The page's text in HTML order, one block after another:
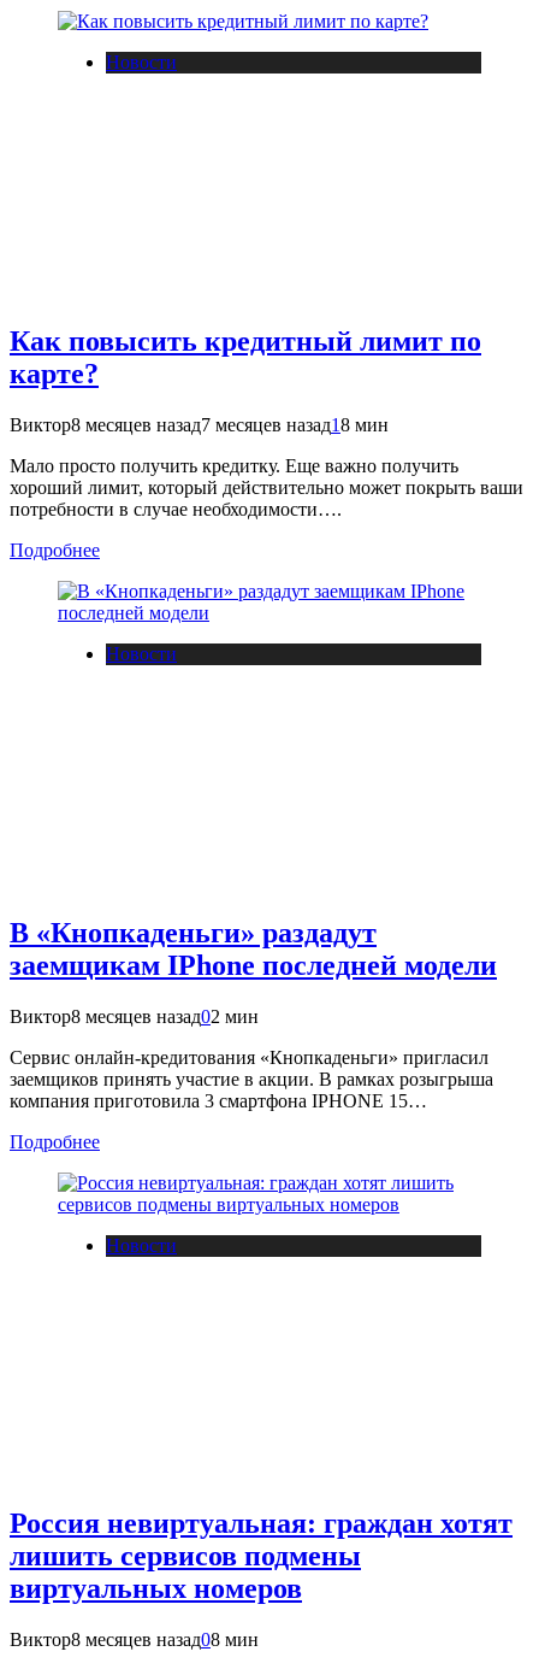
Новости
Как повысить кредитный лимит по
карте?
Виктор8 месяцев назад7 месяцев назад18 мин
Мало просто получить кредитку. Еще важно получить
хороший лимит, который действительно может покрыть ваши
потребности в случае необходимости….
Подробнее
Новости
В «Кнопкаденьги» раздадут
заемщикам IPhone последней модели
Виктор8 месяцев назад02 мин
Сервис онлайн-кредитования «Кнопкаденьги» пригласил
заемщиков принять участие в акции. В рамках розыгрыша
компания приготовила 3 смартфона IPHONE 15…
Подробнее
Новости
Россия невиртуальная: граждан хотят
лишить сервисов подмены
виртуальных номеров
Виктор8 месяцев назад08 мин